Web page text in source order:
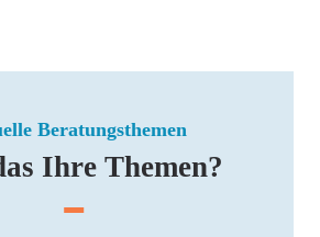
Beratungsthemen
Ihre Themen?